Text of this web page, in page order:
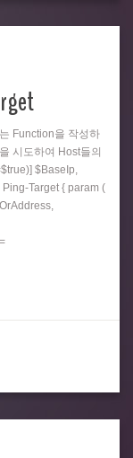
Function을 작성하
시도하여 Host들의
$BaseIp,
Target { param (